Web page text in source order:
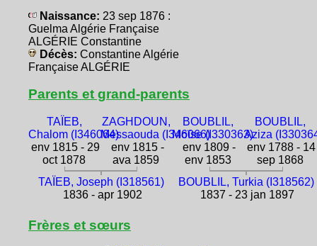
Naissance: 23 sep 1876 :
Guelma Algérie Française
ALGÉRIE Constantine
Décès: Constantine Algérie
Française ALGÉRIE
Parents et grand-parents
TAÏEB,
Chalom (I346064)
env 1815 - 29
oct 1878
ZAGHDOUN,
Messaouda (I346066)
env 1815 -
ava 1859
BOUBLIL,
Moïse (I330363)
env 1809 -
env 1853
BOUBLIL,
Aziza
env 1788 - 14
sep 1868
TAÏEB, Joseph (I318561)
1836 - apr 1902
BOUBLIL, Turkia (I318562)
1837 - 23 jan 1897
Frères et sœurs